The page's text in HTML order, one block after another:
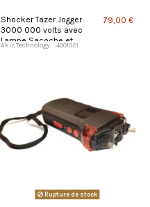
Shocker Tazer Jogger
3000 000 volts avec
Lampe Sacoche et
Akis Technology 4001021
79,00 €
Rupture de stock